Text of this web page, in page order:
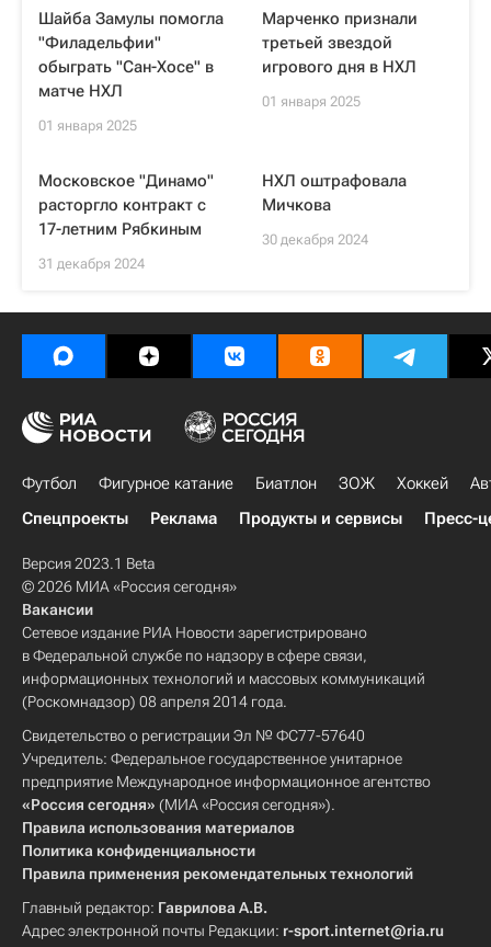
Шайба Замулы помогла
"Филадельфии"
обыграть "Сан-Хосе" в
матче НХЛ
01 января 2025
Марченко признали
третьей звездой
игрового дня в НХЛ
01 января 2025
Московское "Динамо"
расторгло контракт с
17-летним Рябкиным
31 декабря 2024
НХЛ оштрафовала
Мичкова
30 декабря 2024
Футбол Фигурное катание Биатлон ЗОЖ Хоккей
Спецпроекты
Реклама Продукты и сервисы Пресс-
Версия 2023.1 Beta
© 2026 МИА «Россия сегодня»
Вакансии
Сетевое издание РИА Новости зарегистрировано
в Федеральной службе по надзору в сфере связи,
информационных технологий и массовых коммуникаций
(Роскомнадзор) 08 апреля 2014 года.
Свидетельство о регистрации Эл № ФС77-57640
Учредитель: Федеральное государственное унитарное
предприятие Международное информационное агентство
«Россия сегодня» (МИА «Россия сегодня»).
Правила использования материалов
Политика конфиденциальности
Правила применения рекомендательных технологий
Главный редактор: Гаврилова А.В.
Адрес электронной почты Редакции: r-sport.internet@ria.ru